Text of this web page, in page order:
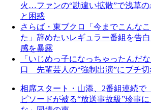
火…ファンの“勘違い拡散”で浅草の
と困惑
さらば・東ブクロ「今までこんな
た」辞めたいレギュラー番組を告
感を暴露
「いじめっ子になっちゃったんだ
口 先輩芸人の“強制出演”にブチ切
相席スタート・山添、2番組連続で
ピソードが被る“放送事故級”珍事